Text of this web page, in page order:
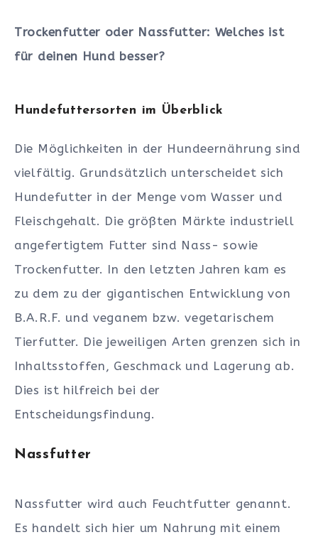
Trockenfutter oder Nassfutter: Welches ist
für deinen Hund besser?
Hundefuttersorten im Überblick
Die Möglichkeiten in der Hundeernährung sind
vielfältig. Grundsätzlich unterscheidet sich
Hundefutter in der Menge vom Wasser und
Fleischgehalt. Die größten Märkte industriell
angefertigtem Futter sind Nass- sowie
Trockenfutter. In den letzten Jahren kam es
zu dem zu der gigantischen Entwicklung von
B.A.R.F. und veganem bzw. vegetarischem
Tierfutter. Die jeweiligen Arten grenzen sich in
Inhaltsstoffen, Geschmack und Lagerung ab.
Dies ist hilfreich bei der
Entscheidungsfindung.
Nassfutter
Nassfutter wird auch Feuchtfutter genannt.
Es handelt sich hier um Nahrung mit einem